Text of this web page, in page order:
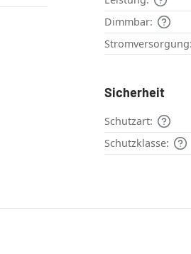
Dimmbar:
Stromversorgung:
Sicherheit
Schutzart:
Schutzklasse: